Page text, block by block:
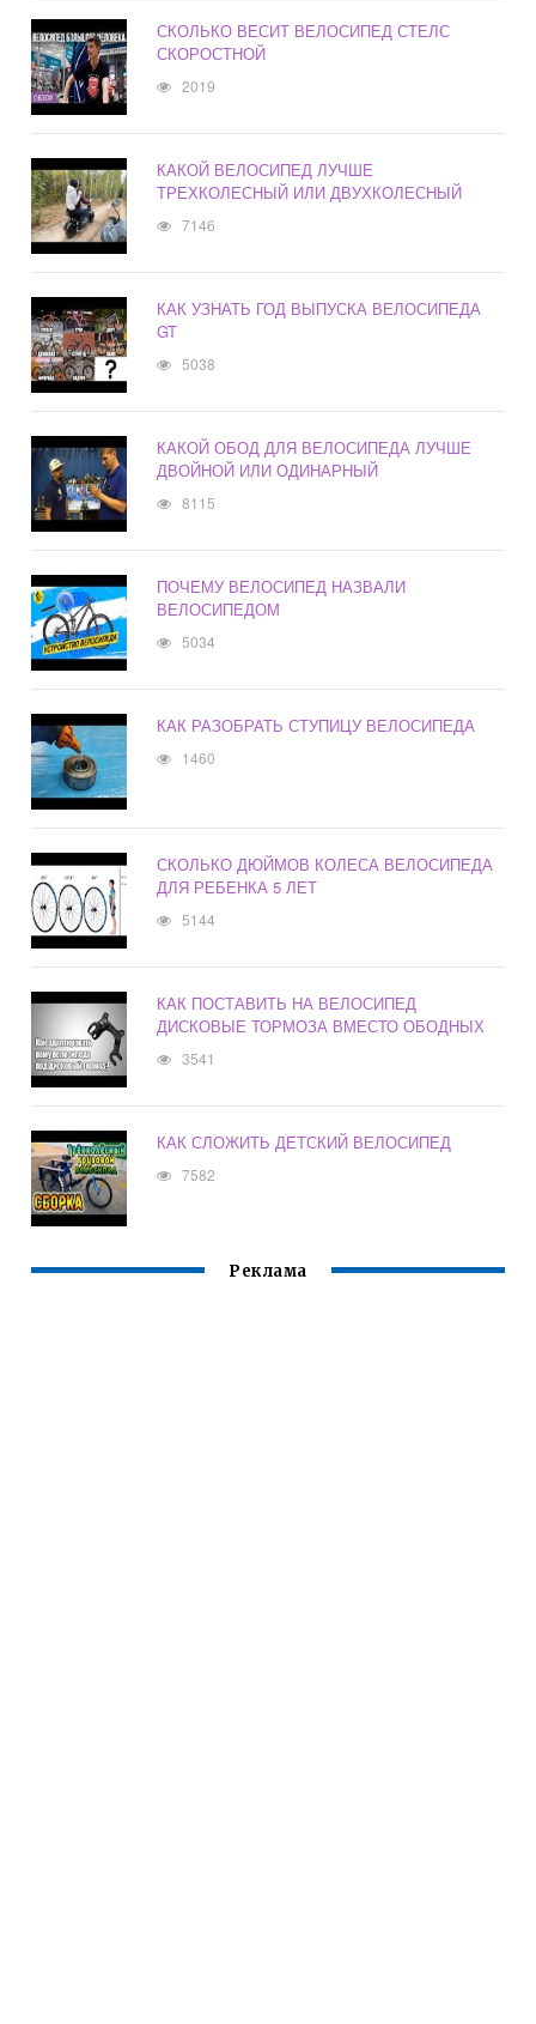
СКОЛЬКО ВЕСИТ ВЕЛОСИПЕД СТЕЛС
СКОРОСТНОЙ
2019
КАКОЙ ВЕЛОСИПЕД ЛУЧШЕ
ТРЕХКОЛЕСНЫЙ ИЛИ ДВУХКОЛЕСНЫЙ
7146
КАК УЗНАТЬ ГОД ВЫПУСКА ВЕЛОСИПЕДА
GT
5038
КАКОЙ ОБОД ДЛЯ ВЕЛОСИПЕДА ЛУЧШЕ
ДВОЙНОЙ ИЛИ ОДИНАРНЫЙ
8115
ПОЧЕМУ ВЕЛОСИПЕД НАЗВАЛИ
ВЕЛОСИПЕДОМ
5034
КАК РАЗОБРАТЬ СТУПИЦУ ВЕЛОСИПЕДА
1460
СКОЛЬКО ДЮЙМОВ КОЛЕСА ВЕЛОСИПЕДА
ДЛЯ РЕБЕНКА 5 ЛЕТ
5144
КАК ПОСТАВИТЬ НА ВЕЛОСИПЕД
ДИСКОВЫЕ ТОРМОЗА ВМЕСТО ОБОДНЫХ
3541
КАК СЛОЖИТЬ ДЕТСКИЙ ВЕЛОСИПЕД
7582
Реклама